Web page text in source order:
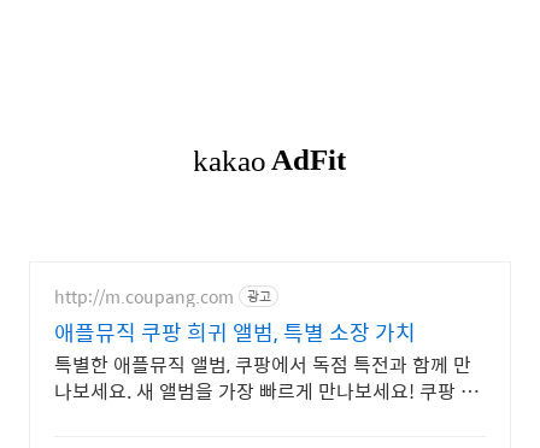
http://m.coupang.com 광고
애플뮤직 쿠팡 희귀 앨범, 특별 소장 가치
특별한 애플뮤직 앨범, 쿠팡에서 독점 특전과 함께 만
나보세요. 새 앨범을 가장 빠르게 만나보세요! 쿠팡 로